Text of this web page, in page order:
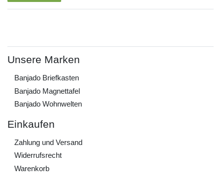
Unsere Marken
Banjado Briefkasten
Banjado Magnettafel
Banjado Wohnwelten
Einkaufen
Zahlung und Versand
Widerrufs­recht
Warenkorb